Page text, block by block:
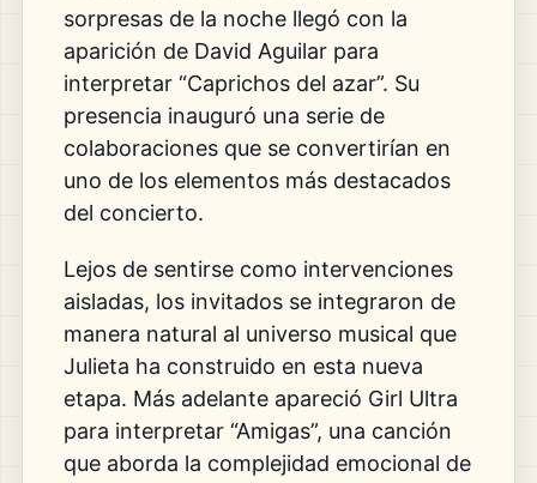
sorpresas de la noche llegó con la
aparición de David Aguilar para
interpretar “Caprichos del azar”. Su
presencia inauguró una serie de
colaboraciones que se convertirían en
uno de los elementos más destacados
del concierto.
Lejos de sentirse como intervenciones
aisladas, los invitados se integraron de
manera natural al universo musical que
Julieta ha construido en esta nueva
etapa. Más adelante apareció Girl Ultra
para interpretar “Amigas”, una canción
que aborda la complejidad emocional de